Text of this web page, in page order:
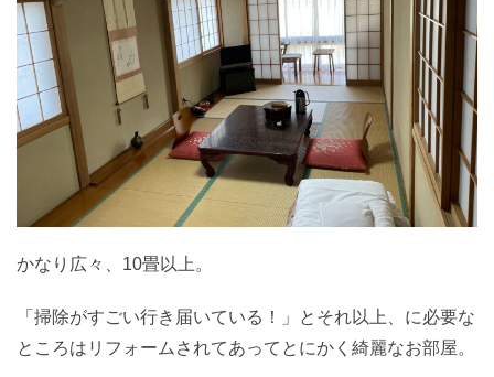
かなり広々、10畳以上。
「掃除がすごい行き届いている！」とそれ以上、に必要な
ところはリフォームされてあってとにかく綺麗なお部屋。